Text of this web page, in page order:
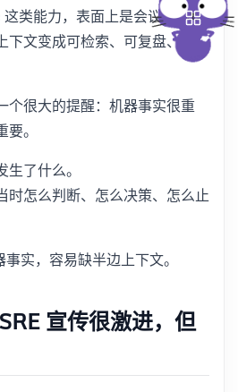
类能力，表面上是会议记录，
下文变成可检索、可复盘、可被
个很大的提醒：机器事实很重
。
了什么。
时怎么判断、怎么决策、怎么止
实，容易缺半边上下文。
宣传很激进，但